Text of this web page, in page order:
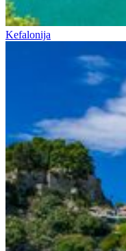
Kefalonija